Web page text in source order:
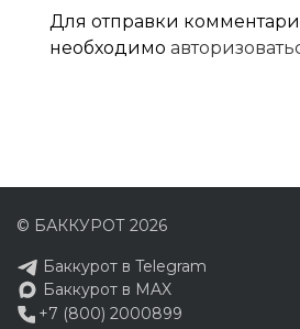
Для отправки
необходимо
© БАККУРОТ 2026
Баккурот в Telegram
Баккурот в MAX
+7 (800) 2000899